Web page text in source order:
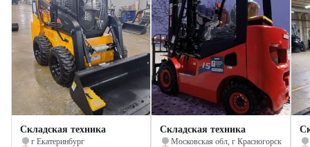
Складская техника
г Екатеринбург
Складская техника
Московская обл, г Красногорск